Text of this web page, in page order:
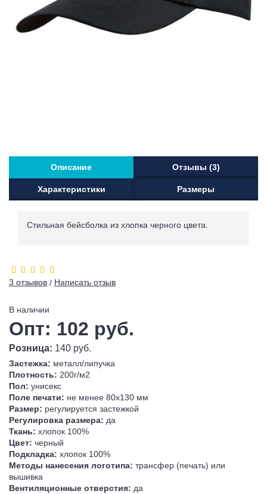
Описание Отзывы (3)
Характеристики Размеры
Стильная бейсболка из хлопка черного цвета.
3 отзывов / Написать отзыв
В наличии
Опт: 102 руб.
Розница: 140 руб.
Застежка: металл/липучка
Плотность: 200г/м2
Пол: унисекс
Поле печати: не менее 80х130 мм
Размер: регулируется застежкой
Регулировка размера: да
Ткань: хлопок 100%
Цвет: черный
Подкладка: хлопок 100%
Методы нанесения логотипа: трансфер (печать) или
вышивка
Вентиляционные отверстия: да